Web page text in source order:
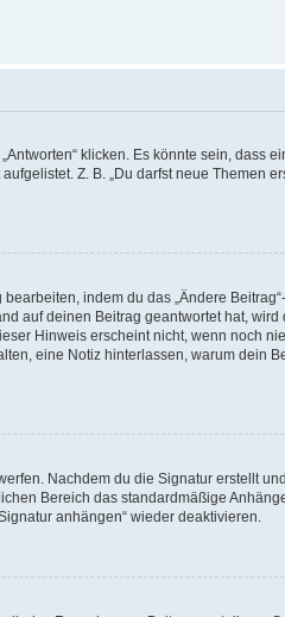
klicken. Es könnte sein, dass
Z. B. „Du darfst neue Themen
indem du das „Ändere
auf deinen Beitrag geantwortet hat, wird
Hinweis erscheint nicht, wenn noch
eine Notiz hinterlassen, warum dein
Nachdem du die Signatur erstellt
Bereich das standardmäßige
anhängen“ wieder deaktivieren.